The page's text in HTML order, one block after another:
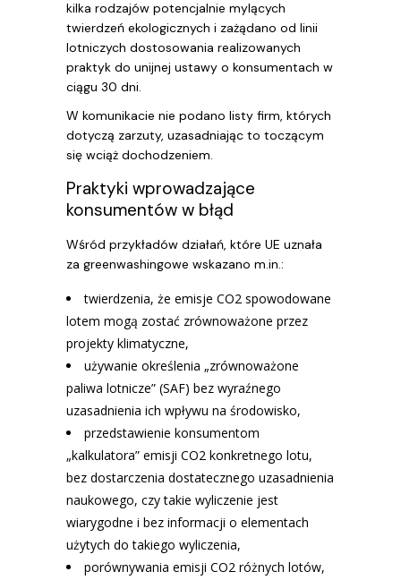
kilka rodzajów potencjalnie mylących
twierdzeń ekologicznych i zażądano od linii
lotniczych dostosowania realizowanych
praktyk do unijnej ustawy o konsumentach w
ciągu 30 dni.
W komunikacie nie podano listy firm, których
dotyczą zarzuty, uzasadniając to toczącym
się wciąż dochodzeniem.
Praktyki wprowadzające
konsumentów w błąd
Wśród przykładów działań, które UE uznała
za greenwashingowe wskazano m.in.:
twierdzenia, że emisje CO2 spowodowane
lotem mogą zostać zrównoważone przez
projekty klimatyczne,
używanie określenia „zrównoważone
paliwa lotnicze” (SAF) bez wyraźnego
uzasadnienia ich wpływu na środowisko,
przedstawienie konsumentom
„kalkulatora” emisji CO2 konkretnego lotu,
bez dostarczenia dostatecznego uzasadnienia
naukowego, czy takie wyliczenie jest
wiarygodne i bez informacji o elementach
użytych do takiego wyliczenia,
porównywania emisji CO2 różnych lotów,